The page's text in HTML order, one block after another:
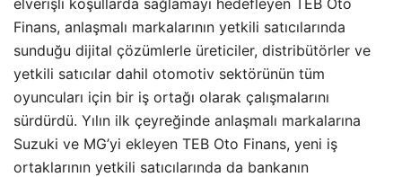
Finans, anlaşmalı markalarının yetkili satıcılarında
sunduğu dijital çözümlerle üreticiler, distribütörler ve
yetkili satıcılar dahil otomotiv sektörünün tüm
oyuncuları için bir iş ortağı olarak çalışmalarını
sürdürdü. Yılın ilk çeyreğinde anlaşmalı markalarına
Suzuki ve MG’yi ekleyen TEB Oto Finans, yeni iş
ortaklarının yetkili satıcılarında da bankanın